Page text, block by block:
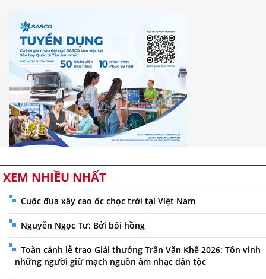
XEM NHIỀU NHẤT
Cuộc đua xây cao ốc chọc trời tại Việt Nam
Nguyễn Ngọc Tư: Bởi bôi hồng
Toàn cảnh lễ trao Giải thưởng Trần Văn Khê 2026: Tôn vinh
những người giữ mạch nguồn âm nhạc dân tộc